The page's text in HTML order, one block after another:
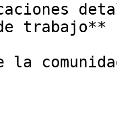
trabajo**
la